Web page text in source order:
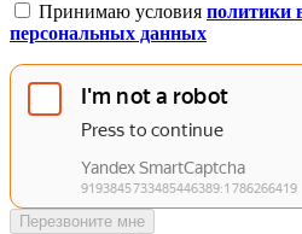
Принимаю условия политики
персональных данных
Перезвоните мне